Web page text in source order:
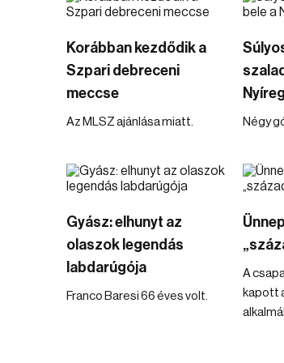
Korábban kezdődik a
Szpari debreceni
meccse
Az MLSZ ajánlása miatt. Négy
Gyász: elhunyt az
olaszok legendás
labdarúgója
Franco Baresi 66 éves volt.
A
kapott